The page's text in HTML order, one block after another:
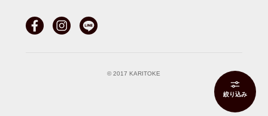
© 2017 KARITOKE
絞り込み